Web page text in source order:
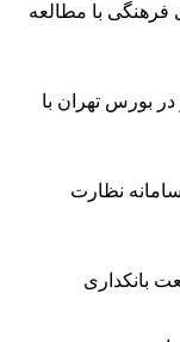
فرهنگی با مطالعه
بورس تهران با
نظارت
بانکداری